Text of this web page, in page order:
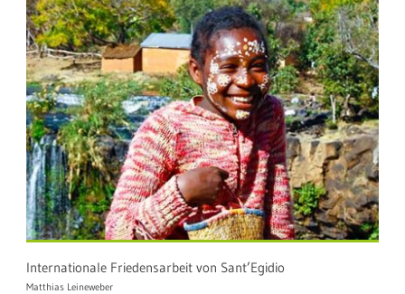
Internationale Friedensarbeit von Sant’Egidio
Matthias Leineweber